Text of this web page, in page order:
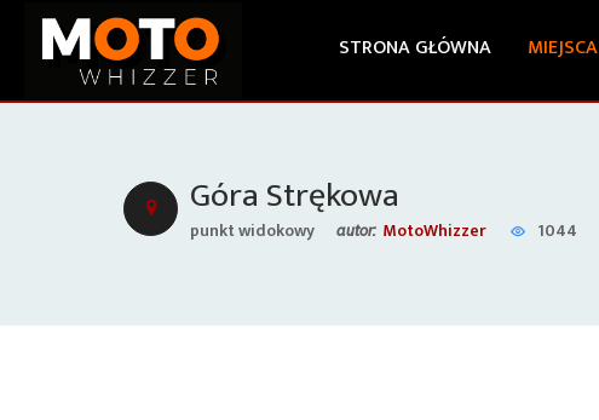
STRONA GŁÓWNA MIEJSCA
Góra Strękowa
punkt widokowy autor: MotoWhizzer 1044